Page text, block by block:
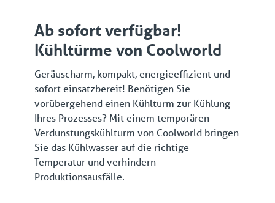
Ab sofort verfügbar!
Kühltürme von Coolworld
Geräuscharm, kompakt, energieeffizient und
sofort einsatzbereit! Benötigen Sie
vorübergehend einen Kühlturm zur Kühlung
Ihres Prozesses? Mit einem temporären
Verdunstungskühlturm von Coolworld bringen
Sie das Kühlwasser auf die richtige
Temperatur und verhindern
Produktionsausfälle.